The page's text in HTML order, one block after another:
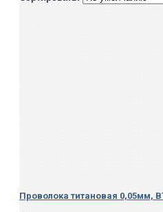
Проволока титановая 0,05мм,